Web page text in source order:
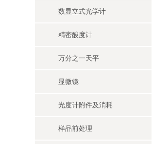
数显立式光学计
精密酸度计
万分之一天平
显微镜
光度计附件及消耗
样品前处理